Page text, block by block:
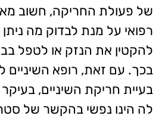
של פעולת החריקה, חשוב
רפואי על מנת לבדוק מה
להקטין את הנזק או לטפל
בכך. עם זאת, רופא השיניים
בעיית חריקת השיניים,
לה הינו נפשי בהקשר של